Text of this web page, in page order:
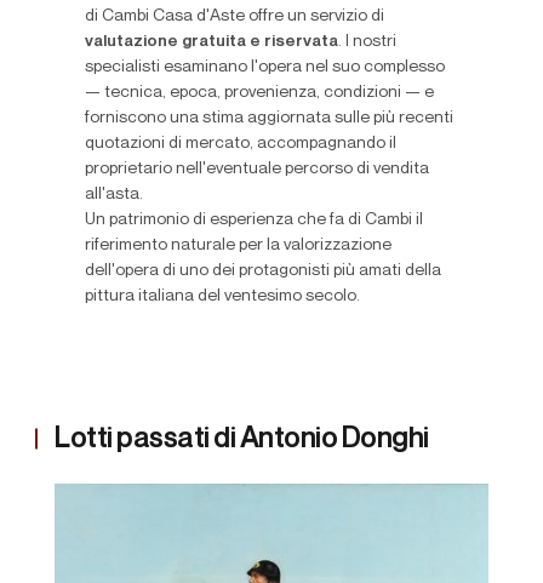
di Cambi Casa d'Aste offre un servizio di
valutazione gratuita e riservata. I nostri
specialisti esaminano l'opera nel suo complesso
— tecnica, epoca, provenienza, condizioni — e
forniscono una stima aggiornata sulle più recenti
quotazioni di mercato, accompagnando il
proprietario nell'eventuale percorso di vendita
all'asta.
Un patrimonio di esperienza che fa di Cambi il
riferimento naturale per la valorizzazione
dell'opera di uno dei protagonisti più amati della
pittura italiana del ventesimo secolo.
Lotti passati di Antonio Donghi